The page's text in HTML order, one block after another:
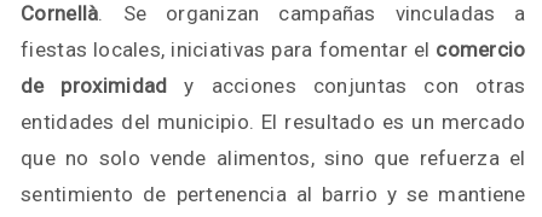
Cornellà. Se organizan campañas vinculadas a
fiestas locales, iniciativas para fomentar el comercio
de proximidad y acciones conjuntas con otras
entidades del municipio. El resultado es un mercado
que no solo vende alimentos, sino que refuerza el
sentimiento de pertenencia al barrio y se mantiene